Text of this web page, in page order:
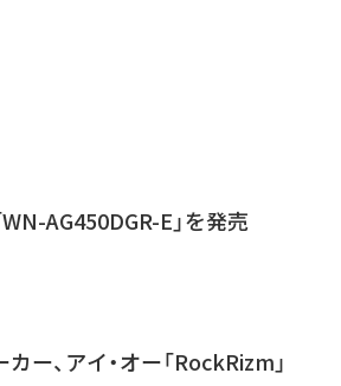
AG450DGR-E」を発売
、アイ・オー「RockRizm」